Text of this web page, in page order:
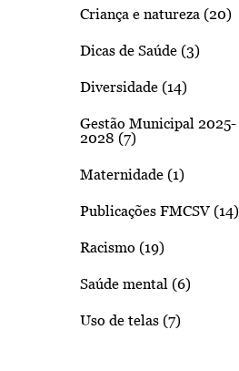
Criança e natureza (20)
Dicas de Saúde (3)
Diversidade (14)
Gestão Municipal 2025-
2028 (7)
Maternidade (1)
Publicações FMCSV (14)
Racismo (19)
Saúde mental (6)
Uso de telas (7)